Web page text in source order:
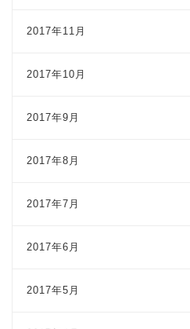
2017年11月
2017年10月
2017年9月
2017年8月
2017年7月
2017年6月
2017年5月